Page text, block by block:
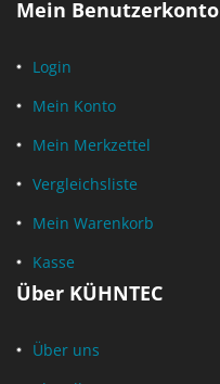
Mein Benutzerkonto
Login
Mein Konto
Mein Merkzettel
Vergleichsliste
Mein Warenkorb
Kasse
Über KÜHNTEC
Über uns